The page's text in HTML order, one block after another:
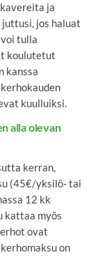
ja
jos haluat
tulla
koulutetut
kanssa
kuulluiksi.
alla olevan
kerran,
(45€/yksilö- tai
12 kk
kattaa myös
ovat
on